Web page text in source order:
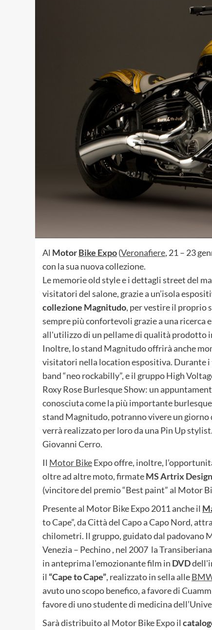
Al MotorBike Expo(Veronafiere, 21 – 23
con la sua nuova collezione.
Le memorie old style e i dettagli street del
visitatori del salone, grazie a un’isola
collezione Magnitudo, per vestire il proprio
sempre più confortevoli grazie a una ricerca
all'utilizzo di un pellame di qualità prodotto
Inoltre, lo stand Magnitudo offrirà anche
visitatori nella location espositiva. Durante i
band “neo rockabilly”, e il gruppo High
Roxy Rose Burlesque Show: un
conosciuta come la più importante
stand Magnitudo, potranno vivere un giorno
verrà realizzato per loro da una Pin Up
Giovanni Cerro.
Il Motor BikeExpo offre, inoltre,
oltre ad altre moto, firmateMS Artrix Design
(vincitore del premio “Best paint” al Motor
Presente al Motor Bike Expo 2011 anche il
to Cape”, da Città del Capo a Capo Nord,
chilometri. Il gruppo, guidato dal padovano
Venezia – Pechino , nel 2007 la
in anteprima l'emozionante film in DVD
il “Cape to Cape”, realizzato in sella alle
avuto uno scopo benefico, a favore di
favore di uno studente di medicina
Sarà distribuito al Motor Bike Expo il